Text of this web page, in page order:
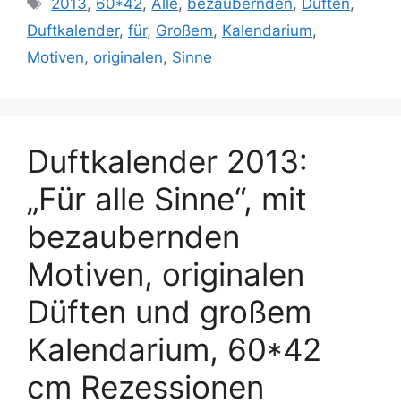
Duftkalender, für, Großem, Kalendarium,
Motiven, originalen, Sinne
Duftkalender 2013:
„Für alle Sinne“, mit
bezaubernden
Motiven, originalen
Düften und großem
Kalendarium, 60*42
cm Rezessionen